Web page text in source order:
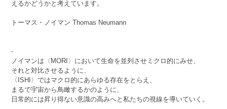
えるかどうかと考えています。
トーマス・ノイマン Thomas Neumann
-
ノイマンは〈MORI〉において生命を並列させミクロ的にみせ、
それと対比させるように、
〈ISHI〉ではマクロ的にあらゆる存在をとらえ、
まるで宇宙から鳥瞰するかのように、
日常的には昇り得ない意識の高みへと私たちの視線を導いていく。